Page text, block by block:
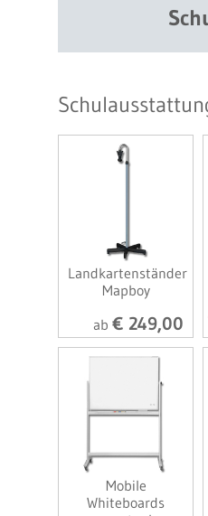
Landkartenständer
Mapboy
ab € 249,00
Mobile
Whiteboards